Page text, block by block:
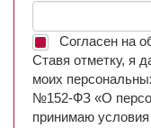
Согласен на
Ставя отметку, я
моих
№152-ФЗ «О
принимаю условия